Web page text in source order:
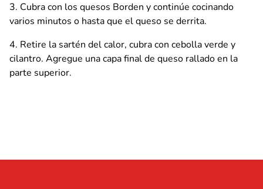
Cubra con los quesos Borden y continúe cocinando
varios minutos o hasta que el queso se derrita.
Retire la sartén del calor, cubra con cebolla verde y
cilantro. Agregue una capa final de queso rallado en la
parte superior.